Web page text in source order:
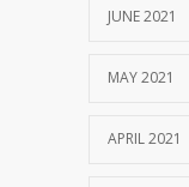
JUNE 2021
MAY 2021
APRIL 2021